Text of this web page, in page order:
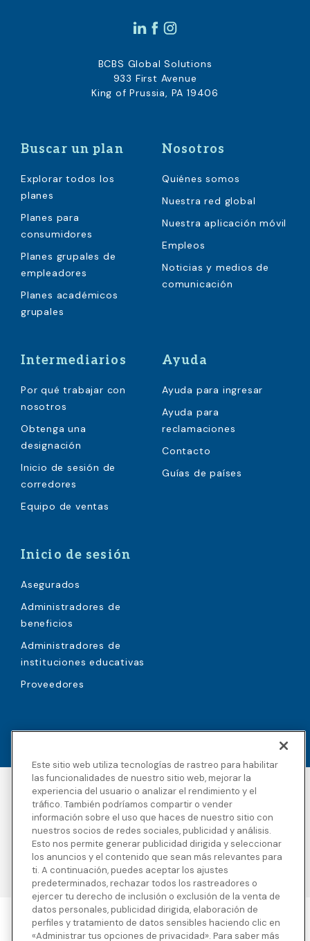
Buscar un plan
Explorar todos los
planes
Planes para
consumidores
Planes grupales de
empleadores
Planes académicos
grupales
Nosotros
Quiénes somos
Nuestra red global
Nuestra aplicación móvil
Empleos
Noticias y medios de
comunicación
Intermediarios
Por qué trabajar con
nosotros
Obtenga una
designación
Inicio de sesión de
corredores
Equipo de ventas
Ayuda
Ayuda para ingresar
Ayuda para
reclamaciones
Contacto
Guías de países
Inicio de sesión
Asegurados
Administradores de
beneficios
Administradores de
instituciones educativas
Proveedores
BCBS Global Solutions
933 First Avenue
King of Prussia, PA 19406
Accesibilidad
Derechos de autor
Política de privacidad
Avisos legales
Términos y condiciones
Divulgaciones de
terceros
Transparencia en la
cobertura
Mapa del sitio
Blue Cross Blue Shield Global Solutions es el nombre comercial de
Este sitio web utiliza tecnologías de rastreo para habilitar
las funcionalidades de nuestro sitio web, mejorar la
experiencia del usuario o analizar el rendimiento y el
tráfico. También podríamos compartir o vender
información sobre el uso que haces de nuestro sitio con
nuestros socios de redes sociales, publicidad y análisis.
Esto nos permite generar publicidad dirigida y seleccionar
los anuncios y el contenido que sean más relevantes para
ti. A continuación, puedes aceptar los ajustes
predeterminados, rechazar todos los rastreadores o
ejercer tu derecho de inclusión o exclusión de la venta de
datos personales, publicidad dirigida, elaboración de
perfiles y tratamiento de datos sensibles haciendo clic en
«Administrar tus opciones de privacidad». Para saber más